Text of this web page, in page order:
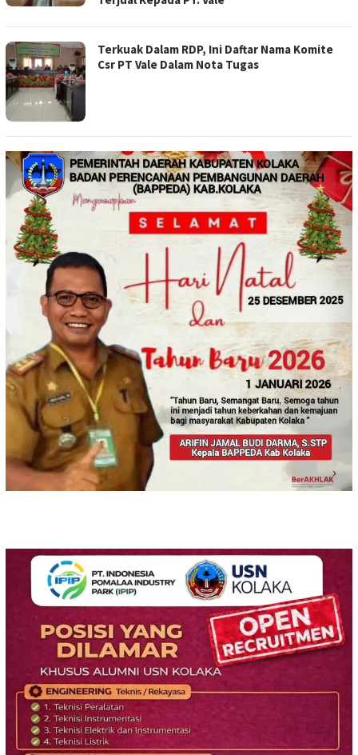
Terkuak Dalam RDP, Ini Daftar Nama Komite
Csr PT Vale Dalam Nota Tugas